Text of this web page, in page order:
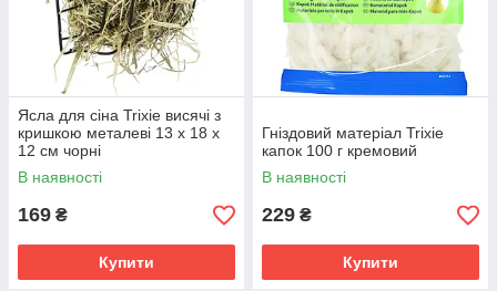
Ясла для сіна Trixie висячі з
кришкою металеві 13 х 18 х
12 см чорні
В наявності
169 ₴
Купити
Гніздовий матеріал Trixie
капок 100 г кремовий
В наявності
229 ₴
Купити